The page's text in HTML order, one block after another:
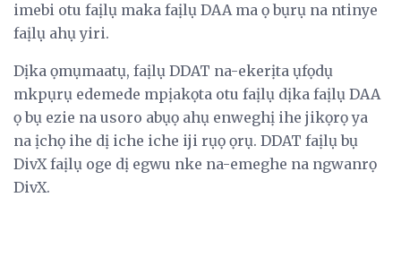
imebi otu faịlụ maka faịlụ DAA ma ọ bụrụ na ntinye
faịlụ ahụ yiri.
Dịka ọmụmaatụ, faịlụ DDAT na-ekerịta ụfọdụ
mkpụrụ edemede mpịakọta otu faịlụ dịka faịlụ DAA
ọ bụ ezie na usoro abụọ ahụ enweghị ihe jikọrọ ya
na ịchọ ihe dị iche iche iji rụọ ọrụ. DDAT faịlụ bụ
DivX faịlụ oge dị egwu nke na-emeghe na ngwanrọ
DivX.